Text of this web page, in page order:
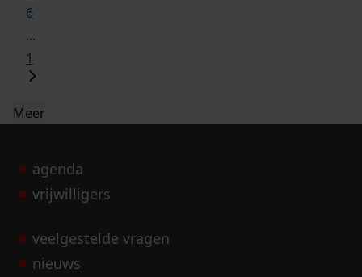
6
...
1
Meer
agenda
vrijwilligers
veelgestelde vragen
nieuws